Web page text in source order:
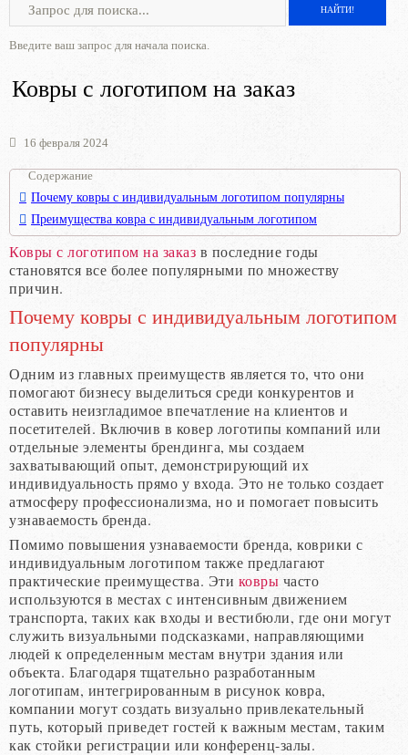
Введите ваш запрос для начала поиска.
Ковры с логотипом на заказ
16 февраля 2024
Содержание
Почему ковры с индивидуальным логотипом популярны
Преимущества ковра с индивидуальным логотипом
Ковры с логотипом на заказ в последние годы
становятся все более популярными по множеству
причин.
Почему ковры с индивидуальным логотипом
популярны
Одним из главных преимуществ является то, что они
помогают бизнесу выделиться среди конкурентов и
оставить неизгладимое впечатление на клиентов и
посетителей. Включив в ковер логотипы компаний или
отдельные элементы брендинга, мы создаем
захватывающий опыт, демонстрирующий их
индивидуальность прямо у входа. Это не только создает
атмосферу профессионализма, но и помогает повысить
узнаваемость бренда.
Помимо повышения узнаваемости бренда, коврики с
индивидуальным логотипом также предлагают
практические преимущества. Эти ковры часто
используются в местах с интенсивным движением
транспорта, таких как входы и вестибюли, где они могут
служить визуальными подсказками, направляющими
людей к определенным местам внутри здания или
объекта. Благодаря тщательно разработанным
логотипам, интегрированным в рисунок ковра,
компании могут создать визуально привлекательный
путь, который приведет гостей к важным местам, таким
как стойки регистрации или конференц-залы.